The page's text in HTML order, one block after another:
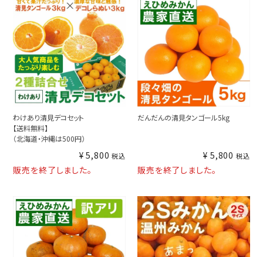
わけあり清見デコセット
【送料無料】
（北海道・沖縄は500円）
¥ 5,800 税込
販売を終了しました。
だんだんの清見タンゴール5kg
¥ 5,800 税込
販売を終了しました。